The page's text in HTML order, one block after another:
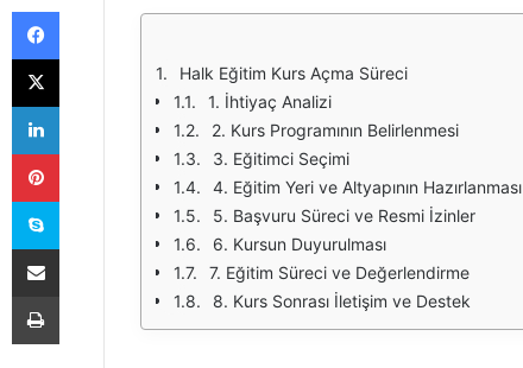
Halk Eğitim Kurs Açma Süreci
1. İhtiyaç Analizi
2. Kurs Programının Belirlenmesi
3. Eğitimci Seçimi
4. Eğitim Yeri ve Altyapının Hazırlanması
5. Başvuru Süreci ve Resmi İzinler
6. Kursun Duyurulması
7. Eğitim Süreci ve Değerlendirme
8. Kurs Sonrası İletişim ve Destek
Facebook
X
LinkedIn
Pinterest
Skype
E-Posta ile paylaş